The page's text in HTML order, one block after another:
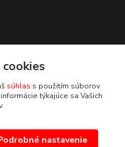
súhlas s použitím súborov
týkajúce sa Vašich
nastavenie